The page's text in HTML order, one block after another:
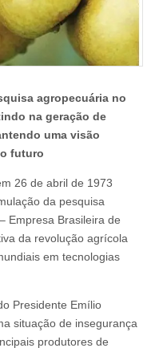
agropecuária no
na geração de
uma visão
futuro
26 de abril de 1973
da pesquisa
Empresa Brasileira de
da revolução agrícola
em tecnologias
Presidente Emílio
situação de insegurança
produtores de